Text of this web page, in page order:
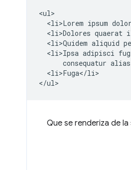
<ul>
<li>Lorem ipsum
<li>Dolores quaerat
<li>Quidem aliquid
<li>Ipsa adipisci
consequatur
  <li>Fuga</li>
Que se renderiza de